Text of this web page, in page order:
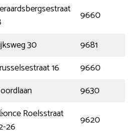
9660
30 9681
16 9660
9630
Roelsstraat
26
9620